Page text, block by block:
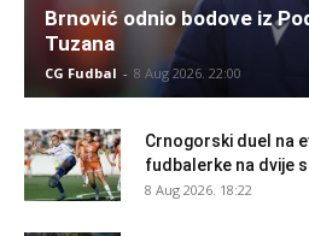
Brnović odnio bodove iz
Tuzana
CG Fudbal - 8 Aug 2026. 22:00
Crnogorski duel na
fudbalerke na dvije
8 Aug 2026. 18:22